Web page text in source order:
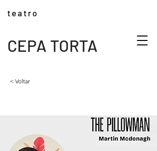
CEPA TORTA
t e a t r o
< Voltar